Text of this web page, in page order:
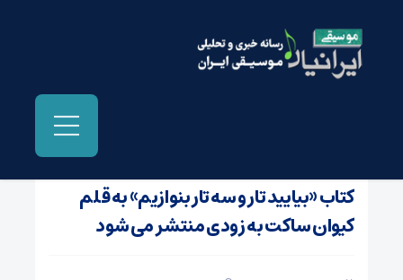
کتاب «بیایید تار و سه تار بنوازیم» به قلم
کیوان ساکت به زودی منتشر می شود